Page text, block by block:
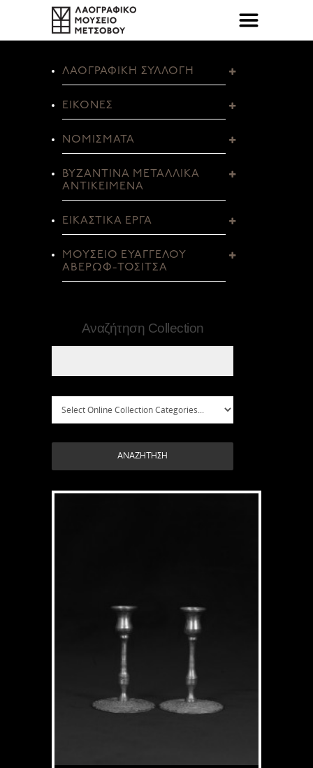
ΛΑΟΓΡΑΦΙΚΗ ΣΥΛΛΟΓΗ
ΕΙΚΟΝΕΣ
ΝΟΜΙΣΜΑΤΑ
ΒΥΖΑΝΤΙΝΑ ΜΕΤΑΛΛΙΚΑ
ΑΝΤΙΚΕΙΜΕΝΑ
ΕΙΚΑΣΤΙΚΑ ΕΡΓΑ
ΜΟΥΣΕΙΟ ΕΥΑΓΓΕΛΟΥ
ΑΒΕΡΩΦ-ΤΟΣΙΤΣΑ
Αναζήτηση Collection